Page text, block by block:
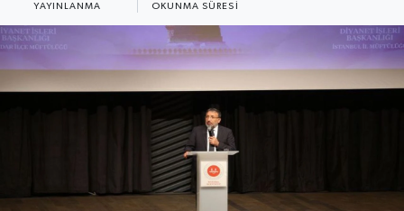
YAYINLANMA OKUNMA SÜRESI
Ankara Müftülüğü
Antalya Müftülüğü
Artvin Müftülüğü
Aydın Müftülüğü
Dualar
Hadislerle İslam
Mukabele
Diyanet Dergi
DİYANET AKADEMİ
DİYANET GENÇLİK
Son Dakika Haberleri
Haber Arşivi